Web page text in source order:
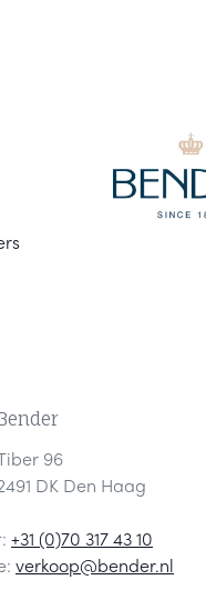
Tiber 96
DK Den Haag
+31 (0)70 317 43 10
verkoop@bender.nl